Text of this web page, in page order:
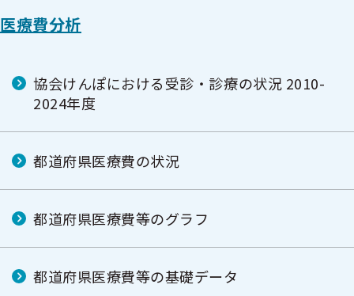
医療費分析
協会けんぽにおける受診・診療の状況 2010-
2024年度
都道府県医療費の状況
都道府県医療費等のグラフ
都道府県医療費等の基礎データ